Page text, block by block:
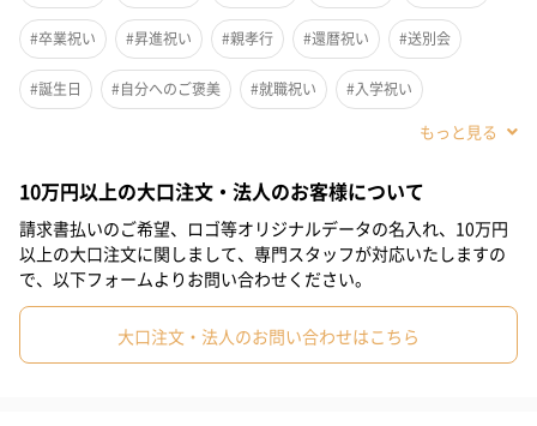
#卒業祝い #昇進祝い #親孝行 #還暦祝い #送別会
#誕生日 #自分へのご褒美 #就職祝い #入学祝い
#母の日
#女子大学生 #女子高校生 #親戚女性 #義母 #部下女性
#姪 #娘 #姉 #妹 #彼女 #同僚女性 #上司女性
#祖母 #母親 #妻 #女性 #女友達
#20代後半 #30代 #40代 #50代
10万円以上の大口注文・法人のお客様について
請求書払いのご希望、ロゴ等オリジナルデータの名入れ、10万円
以上の大口注文に関しまして、専門スタッフが対応いたしますの
で、以下フォームよりお問い合わせください。
大口注文・法人のお問い合わせはこちら